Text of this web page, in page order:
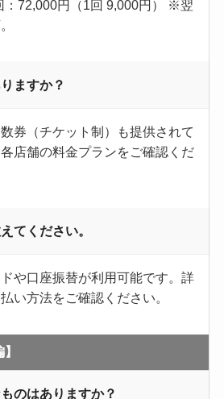
：72,000円（1回 9,000円） ※翌
ますか？
券（チケット制）も提供されて
店舗の料金プランをご確認くだ
てください。
や口座振替が利用可能です。​詳
い方法をご確認ください。​
のはありますか？